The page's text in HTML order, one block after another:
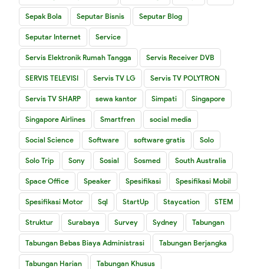
Sepak Bola Seputar Bisnis Seputar Blog
Seputar Internet Service
Servis Elektronik Rumah Tangga Servis Receiver DVB
SERVIS TELEVISI Servis TV LG Servis TV POLYTRON
Servis TV SHARP sewa kantor Simpati Singapore
Singapore Airlines Smartfren social media
Social Science Software software gratis Solo
Solo Trip Sony Sosial Sosmed South Australia
Space Office Speaker Spesifikasi Spesifikasi Mobil
Spesifikasi Motor Sql StartUp Staycation STEM
Struktur Surabaya Survey Sydney Tabungan
Tabungan Bebas Biaya Administrasi Tabungan Berjangka
Tabungan Harian Tabungan Khusus